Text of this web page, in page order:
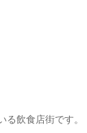
飲食店街です。